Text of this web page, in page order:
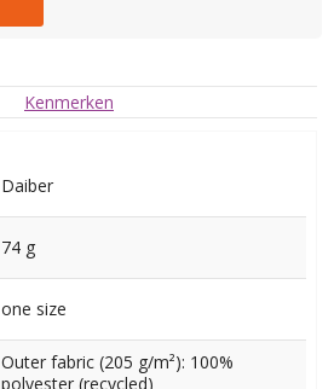
Kenmerken
Daiber
74 g
one size
Outer fabric (205 g/m²): 100%
polyester (recycled)